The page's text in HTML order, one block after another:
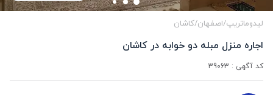
لیدوماتریپ/اصفهان/کاشان
اجاره منزل مبله دو خوابه در کاشان
کد آگهی : 39063